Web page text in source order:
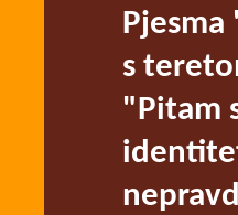
s
"Pitam